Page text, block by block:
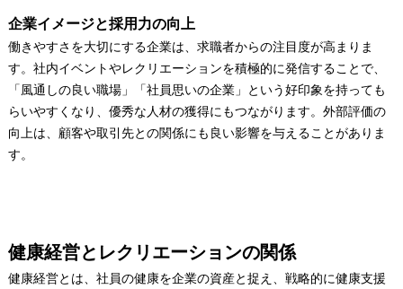
企業イメージと採用力の向上
働きやすさを大切にする企業は、求職者からの注目度が高まりま
す。社内イベントやレクリエーションを積極的に発信することで、
「風通しの良い職場」「社員思いの企業」という好印象を持っても
らいやすくなり、優秀な人材の獲得にもつながります。外部評価の
向上は、顧客や取引先との関係にも良い影響を与えることがありま
す。
健康経営とレクリエーションの関係
健康経営とは、社員の健康を企業の資産と捉え、戦略的に健康支援